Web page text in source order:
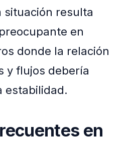
situación resulta
en
donde la relación
y flujos debería
estabilidad.
en